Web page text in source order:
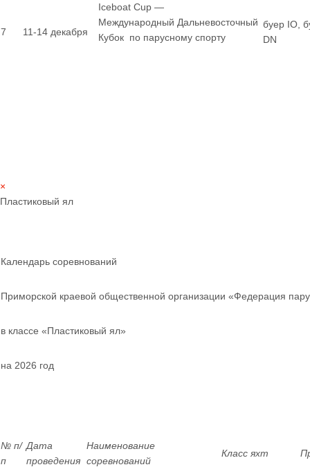
7 11-14 декабря
Iceboat Cup —
Международный Дальневосточный
Кубок по парусному спорту
буер IO,
DN
×
Пластиковый ял
Календарь соревнований
Приморской краевой общественной организации «Федерация
в классе «Пластиковый ял»
на 2026 год
№ п/
п
Дата
проведения
Наименование
соревнований
Класс яхт